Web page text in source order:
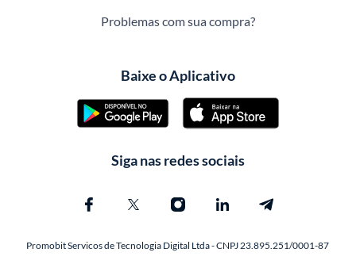
Problemas com sua compra?
Baixe o Aplicativo
Siga nas redes sociais
Promobit Servicos de Tecnologia Digital Ltda - CNPJ 23.895.251/0001-87